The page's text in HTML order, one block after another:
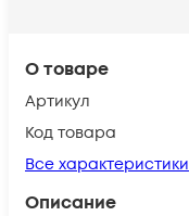
О товаре
Артикул
Код товара
Все характеристики
Описание